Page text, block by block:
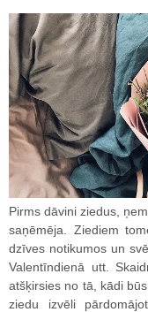
Pirms dāvini ziedus,
saņēmēja. Ziediem
dzīves notikumos un
Valentīndienā utt.
atšķirsies no tā, kādi
ziedu izvēli